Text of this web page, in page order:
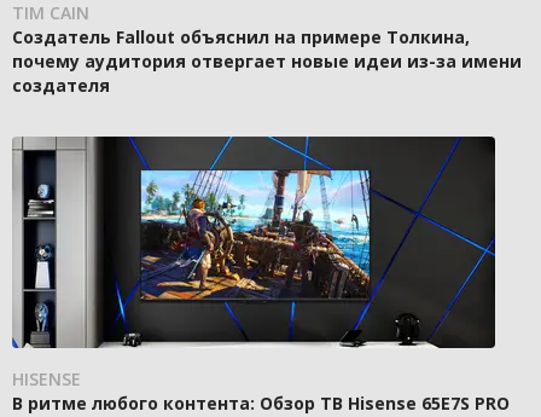
TIM CAIN
Создатель Fallout объяснил на примере Толкина,
почему аудитория отвергает новые идеи из-за имени
создателя
HISENSE
В ритме любого контента: Обзор ТВ Hisense 65E7S PRO